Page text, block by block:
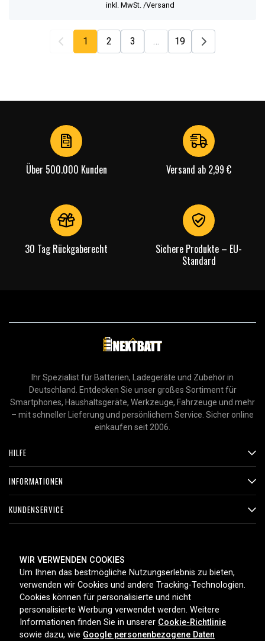
inkl. MwSt. /Versand
1 2 3 … 19
Über 500.000 Kunden Versand ab 2,99 €
30 Tag Rückgaberecht
Sichere Produkte – EU-
Standard
Ihr Spezialist für Batterien, Ladegeräte und Zubehör in
Deutschland. Entdecken Sie unser großes Sortiment für
Smartphones, Haushaltsgeräte, Werkzeuge, Fahrzeuge und mehr
– mit schneller Lieferung und persönlichem Service. Sicher online
einkaufen seit 2006.
HILFE
INFORMATIONEN
KUNDENSERVICE
ZAHLUNGSMETHODEN
LIEFEROPTIONEN
WIR VERWENDEN COOKIES
Um Ihnen das bestmögliche Nutzungserlebnis zu bieten,
verwenden wir Cookies und andere Tracking-Technologien.
Cookies können für personalisierte und nicht
personalisierte Werbung verwendet werden. Weitere
Informationen finden Sie in unserer Cookie-Richtlinie
sowie dazu, wie Google personenbezogene Daten